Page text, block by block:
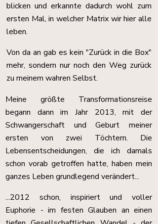
blicken und erkannte dadurch wohl zum
ersten Mal, in welcher Matrix wir hier alle
leben.
Von da an gab es kein "Zurück in die Box"
mehr, sondern nur noch den Weg zurück
zu meinem wahren Selbst.
Meine größte Transformationsreise
begann dann im Jahr 2013, mit der
Schwangerschaft und Geburt meiner
ersten von zwei Töchtern. Die
Lebensentscheidungen, die ich damals
schon vorab getroffen hatte, haben mein
ganzes Leben grundlegend verändert...
...2012 schon, inspiriert und voller
Euphorie - im festen Glauben an einen